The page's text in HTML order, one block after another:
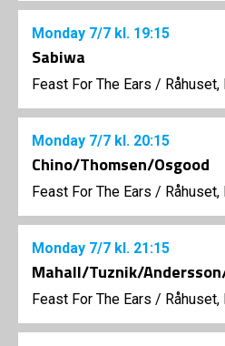
Monday 7/7 kl. 19:15
Sabiwa
Feast For The Ears /
Monday 7/7 kl. 20:15
Chino/Thomsen/Osgood
Feast For The Ears /
Monday 7/7 kl. 21:15
Mahall/Tuznik/
Feast For The Ears /